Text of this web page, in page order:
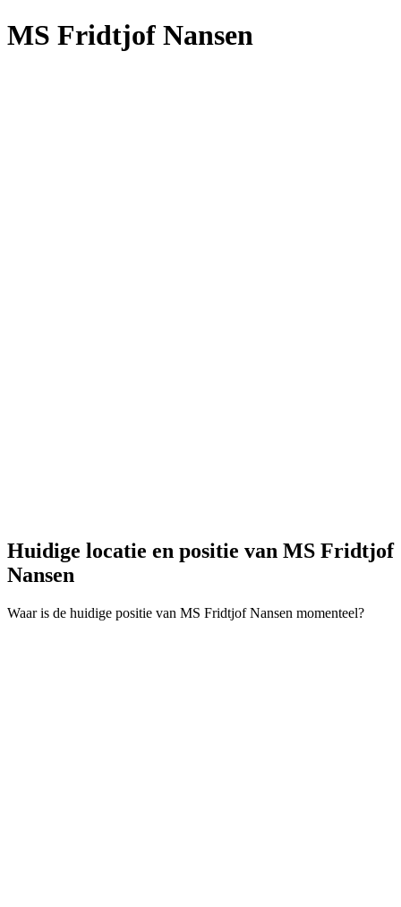
MS Fridtjof Nansen
Huidige locatie en positie van MS Fridtjof
Nansen
Waar is de huidige positie van MS Fridtjof Nansen momenteel?